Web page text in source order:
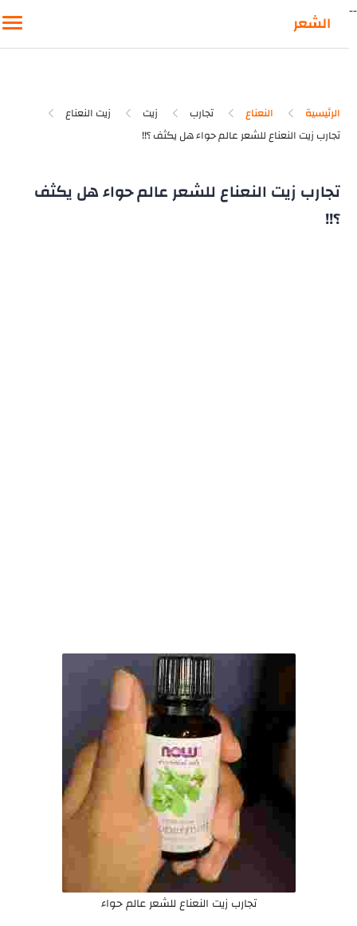
الشعر
الرئيسية النعناع تجارب زيت زيت النعناع
تجارب زيت النعناع للشعر عالم حواء هل يكثف
؟!!
تجارب زيت النعناع للشعر عالم حواء